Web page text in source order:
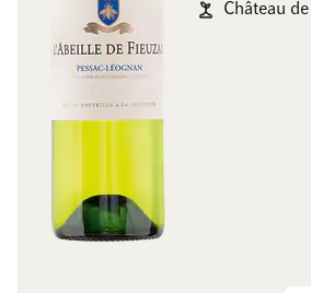
Château de